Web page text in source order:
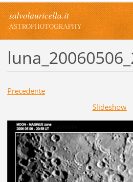
salvolauricella.it
ASTROPHOTOGRAPHY
Precedente
Slideshow